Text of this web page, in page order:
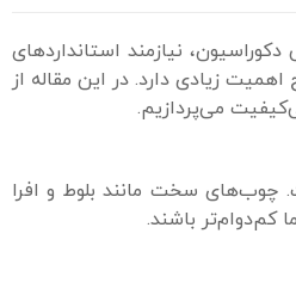
نیازمند استانداردهای
زیادی دارد. در این مقاله از
می‌پردازیم.
چوب‌های سخت مانند بلوط و افرا
کم‌دوام‌تر باشند.